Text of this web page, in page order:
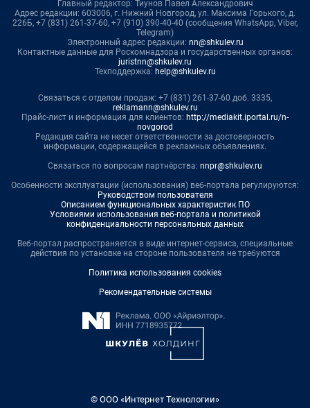
Главный редактор: Тиунов Павел Александрович
Адрес редакции: 603006, г. Нижний Новгород, ул. Максима Горького, д.
226Б, +7 (831) 261-37-60, +7 (910) 390-40-40 (сообщения WhatsApp, Viber,
Telegram)
Электронный адрес редакции: nn@shkulev.ru
Контактные данные для Роскомнадзора и государственных органов:
juristnn@shkulev.ru
Техподдержка: help@shkulev.ru
Связаться с отделом продаж: +7 (831) 261-37-60 доб. 3335,
reklamann@shkulev.ru
Прайс-лист и информация для клиентов: http://mediakit.iportal.ru/n-
novgorod
Редакция сайта не несет ответственности за достоверность
информации, содержащейся в рекламных объявлениях.
Связаться по вопросам партнёрства: nnpr@shkulev.ru
Особенности эксплуатации (использования) веб-портала регулируются:
Руководством пользователя
Описанием функциональных характеристик ПО
Условиями использования веб-портала и политикой
конфиденциальности персональных данных
Веб-портал распространяется в виде интернет-сервиса, специальные
действия по установке на стороне пользователя не требуются
Политика использования cookies
Рекомендательные системы
© ООО «Интернет Технологии»